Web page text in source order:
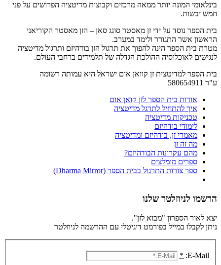
בינלאומי המונה יותר ממאה מרכזים וקבוצות מדיטציה הפרושים על פני
חמש יבשות.
בית הספר נוסד על ידי זן מאסטר סונג סאן – הזן מאסטר הקוריאני
הראשון אשר התגורר ולימד במערב.
מטרת בית הספר הינה להפוך את תרגול הזן בודהיזם ותרגול מדיטציה
לנגישים לאוכלוסיה ההולכת הגדלה של תלמידים ברחבי העולם.
בית הספר למדיטצית זן קוואן אום ישראל היא עמותה רשומה
ע"ר 580654911
אודות בית הספר לזן קואן אום
איך להתחיל לתרגל מדיטציה
טכניקות מדיטציה
לימודי בודהיזם
מאמרי זן, בודהיזם ומדיטציה
מה זה זן
מהם עקרונות הבודהיזם?
ספרים מומלצים
ספר צורות התרגול בבית הספר (Dharma Mirror)
הרשמו לניוזלטר שלנו
יצא לאור הספרון "מבוא לזן".
ניתן לקבלו במייל בפורמט דיגיטלי עם ההרשמה לניוזלטר
E-Mail:
*